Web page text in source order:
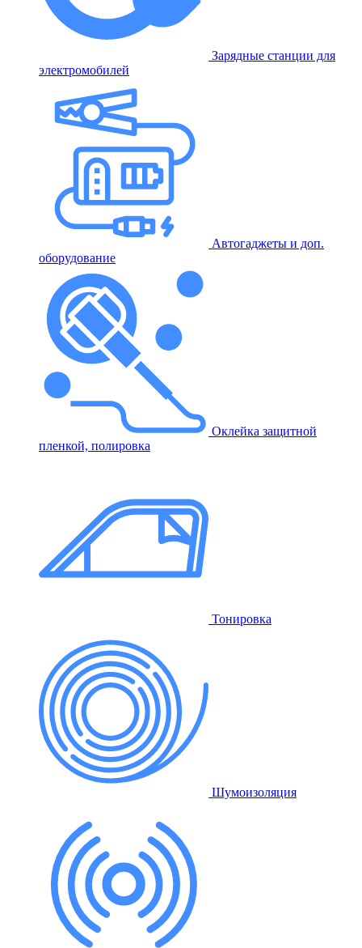
Зарядные станции для
электромобилей
Автогаджеты и доп.
оборудование
Оклейка защитной
пленкой, полировка
Тонировка
Шумоизоляция